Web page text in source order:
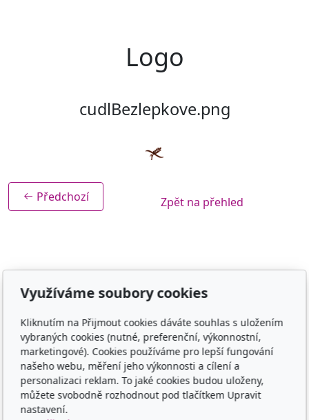
Logo
cudlBezlepkove.png
Předchozí Zpět na přehled
Adresa
TCM - Eruvia
Lesní 719, 34506 Kdyně
Kontakt
00420 605 565 580
Využíváme soubory cookies
Kliknutím na Přijmout cookies dáváte souhlas s uložením
vybraných cookies (nutné, preferenční, výkonnostní,
marketingové). Cookies používáme pro lepší fungování
našeho webu, měření jeho výkonnosti a cílení a
personalizaci reklam. To jaké cookies budou uloženy,
můžete svobodně rozhodnout pod tlačítkem Upravit
nastavení.